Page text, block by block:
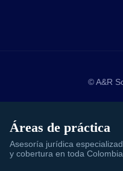
© A&R
Áreas de práctica
Asesoría jurídica
y cobertura en toda Colombia.